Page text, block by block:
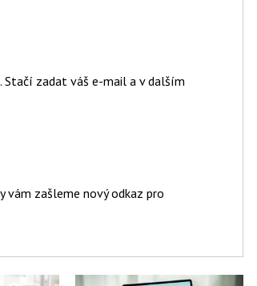
. Stačí zadat váš e-mail a v dalším
vám zašleme nový odkaz pro